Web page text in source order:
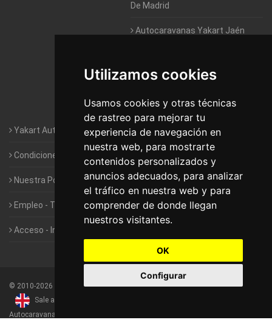
Utilizamos cookies
Usamos cookies y otras técnicas
de rastreo para mejorar tu
experiencia de navegación en
nuestra web, para mostrarte
contenidos personalizados y
anuncios adecuados, para analizar
el tráfico en nuestra web y para
comprender de donde llegan
nuestros visitantes.
OK
Configurar
De Madrid
Autocaravanas Yakart Jaén
Autocaravanas Yakart Valencia
Autocaravanas Yakart Vitoria
Yakart Autocaravanas · La empresa
Condiciones de Alquiler de Yakart
Nuestra Política de Privacidad
Empleo - Trabaja con nosotros
Acceso - Intranet de Franquiciados
© 2010-2026 Yakart Autocaravanas · Todos los derechos reservados
Sale and rentals of motorhomes
Autocaravanas